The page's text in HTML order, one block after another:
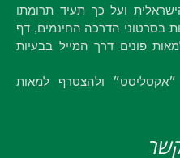
ועל כך תעיד תרומתו
בסרטוני הדרכה החינמים, דף
פונים דרך המייל בבעיות
ולהצטרף למאות